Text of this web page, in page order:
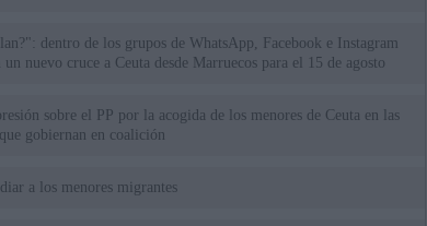
dentro de los grupos de WhatsApp, Facebook e Instagram
un nuevo cruce a Ceuta desde Marruecos para el 15 de agosto
sobre el PP por la acogida de los menores de Ceuta en las
gobiernan en coalición
a los menores migrantes